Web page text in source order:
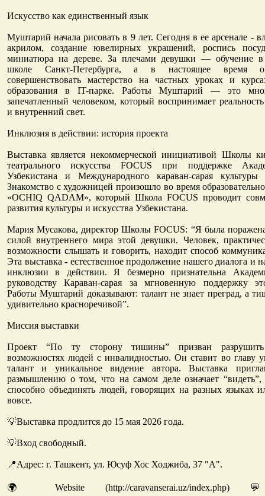
Искусство как единственный язык
Муштарий начала рисовать в 9 лет. Сегодня в ее арсенале -
акрилом, создание ювелирных украшений, роспись
миниатюра на дереве. За плечами девушки — обучение в
школе Санкт-Петербурга, а в настоящее время
совершенствовать мастерство на частных уроках и
образования в IT-парке. Работы Муштарий — это
запечатленный человеком, который воспринимает
и внутренний свет.
Инклюзия в действии: история проекта
Выставка является некоммерческой инициативой Школы
театрального искусства FOCUS при поддержке
Узбекистана и Международного караван-сарая
Знакомство с художницей произошло во время
«OCHIQ QADAM», который Школа FOCUS проводит
развития культуры и искусства Узбекистана.
Мария Мусакова, директор Школы FOCUS: “Я была
силой внутреннего мира этой девушки. Человек,
возможности слышать и говорить, находит способ
Эта выставка - естественное продолжение нашего диалога и
инклюзии в действии. Я безмерно признательна
руководству Караван-сарая за мгновенную поддержку
Работы Муштарий доказывают: талант не знает преград, а
удивительно красноречивой”.
Миссия выставки
Проект “По ту сторону тишины” призван
возможностях людей с инвалидностью. Он ставит во главу
талант и уникальное видение автора. Выставка
размышлению о том, что на самом деле означает “видеть”,
способно объединять людей, говорящих на разных языках
вовсе.
💡Выставка продлится до 15 мая 2026 года.
💡Вход свободный.
📍Адрес: г. Ташкент, ул. Юсуф Хос Ходжиба, 37 "А".
🌍 Website (http://caravanserai.uz/index.php)